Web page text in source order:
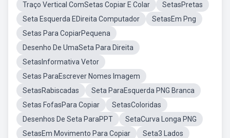
Traço Vertical ComSetas Copiar E Colar
SetasPretas
Seta Esquerda EDireita Computador
SetasEm Png
Setas Para CopiarPequena
Desenho De UmaSeta Para Direita
SetasInformativa Vetor
Setas ParaEscrever Nomes Imagem
SetasRabiscadas
Seta ParaEsquerda PNG Branca
Setas FofasPara Copiar
SetasColoridas
Desenhos De Seta ParaPPT
SetaCurva Longa PNG
SetasEm Movimento Para Copiar
Seta3 Lados